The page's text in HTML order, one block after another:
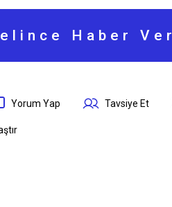
Haber Ver
Yorum Yap Tavsiye Et